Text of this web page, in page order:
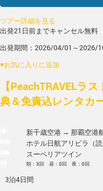
ツアー詳細を見る
出発21日前までキャンセル無料
出発期間：2026/04/01～2026/
♥お気に入りに追加
【PeachTRAVELラ
典＆免責込レンタカ
新千歳空港 → 那覇空港
ホテル日航アリビラ（読
スーペリアツイン
朝：3回 昼：0回 夜：0回
3泊4日間